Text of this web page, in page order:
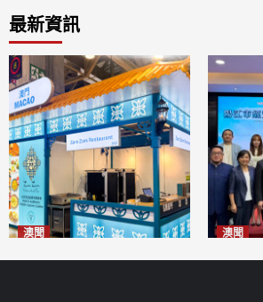
最新資訊
澳聞 澳聞